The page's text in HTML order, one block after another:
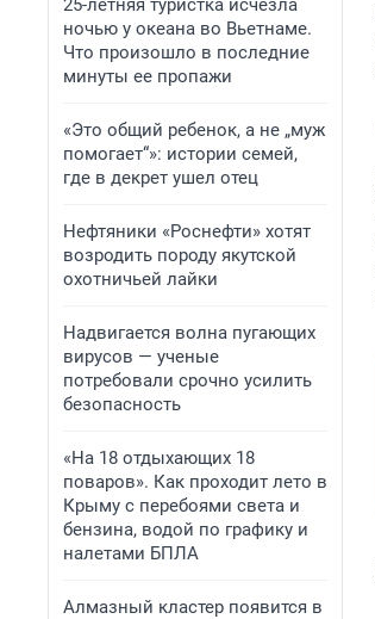
25-летняя туристка исчезла
ночью у океана во Вьетнаме.
Что произошло в последние
минуты ее пропажи
«Это общий ребенок, а не „муж
помогает“»: истории семей,
где в декрет ушел отец
Нефтяники «Роснефти» хотят
возродить породу якутской
охотничьей лайки
Надвигается волна пугающих
вирусов — ученые
потребовали срочно усилить
безопасность
«На 18 отдыхающих 18
поваров». Как проходит лето в
Крыму с перебоями света и
бензина, водой по графику и
налетами БПЛА
Алмазный кластер появится в